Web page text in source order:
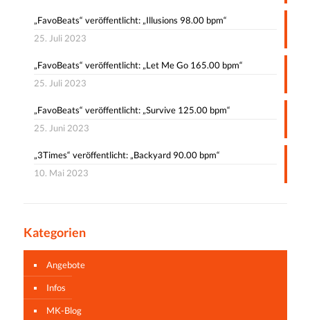
„FavoBeats“ veröffentlicht: „Illusions 98.00 bpm“
25. Juli 2023
„FavoBeats“ veröffentlicht: „Let Me Go 165.00 bpm“
25. Juli 2023
„FavoBeats“ veröffentlicht: „Survive 125.00 bpm“
25. Juni 2023
„3Times“ veröffentlicht: „Backyard 90.00 bpm“
10. Mai 2023
Kategorien
Angebote
Infos
MK-Blog